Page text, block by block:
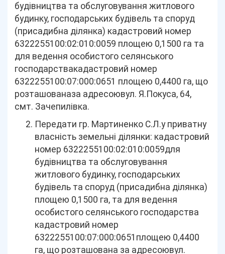
будівництва та обслуговування житлового
будинку, господарських будівель та споруд
(присадибна ділянка) кадастровий номер
6322255100:02:010:0059 площею 0,1500 га та
для ведення особистого селянського
господарствакадастровий номер
6322255100:07:000:0651 площею 0,4400 га, що
розташованаза адресоювул. Я.Покуса, 64,
смт. Зачепилівка.
Передати гр. Мартиненко С.Л.у приватну
власність земельні ділянки: кадастровий
номер 6322255100:02:010:0059для
будівництва та обслуговування
житлового будинку, господарських
будівель та споруд (присадибна ділянка)
площею 0,1500 га, та для ведення
особистого селянського господарства
кадастровий номер
6322255100:07:000:0651площею 0,4400
га, що розташована за адресоювул.